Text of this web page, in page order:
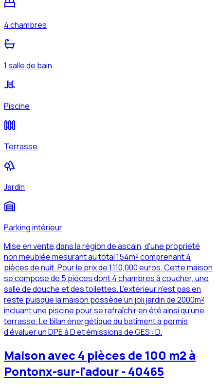
4 chambres
1 salle de bain
Piscine
Terrasse
Jardin
Parking intérieur
Mise en vente,dans la région de ascain, d'une propriété
non meublée mesurant au total 154m² comprenant 4
pièces de nuit. Pour le prix de 1,110,000 euros. Cette maison
se compose de 5 pièces dont 4 chambres à coucher, une
salle de douche et des toilettes. L'extérieur n'est pas en
reste puisque la maison possède un joli jardin de 2000m²
incluant une piscine pour se rafraîchir en été ainsi qu'une
terrasse. Le bilan énergétique du batiment a permis
d'évaluer un DPE à D et émissions de GES : D.
Maison avec 4 pièces de 100 m2 à
Pontonx-sur-l'adour - 40465